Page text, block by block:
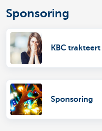
Sponsoring
KBC trakteert
Sponsoring